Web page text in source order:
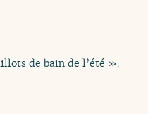
de bain de l’été ».